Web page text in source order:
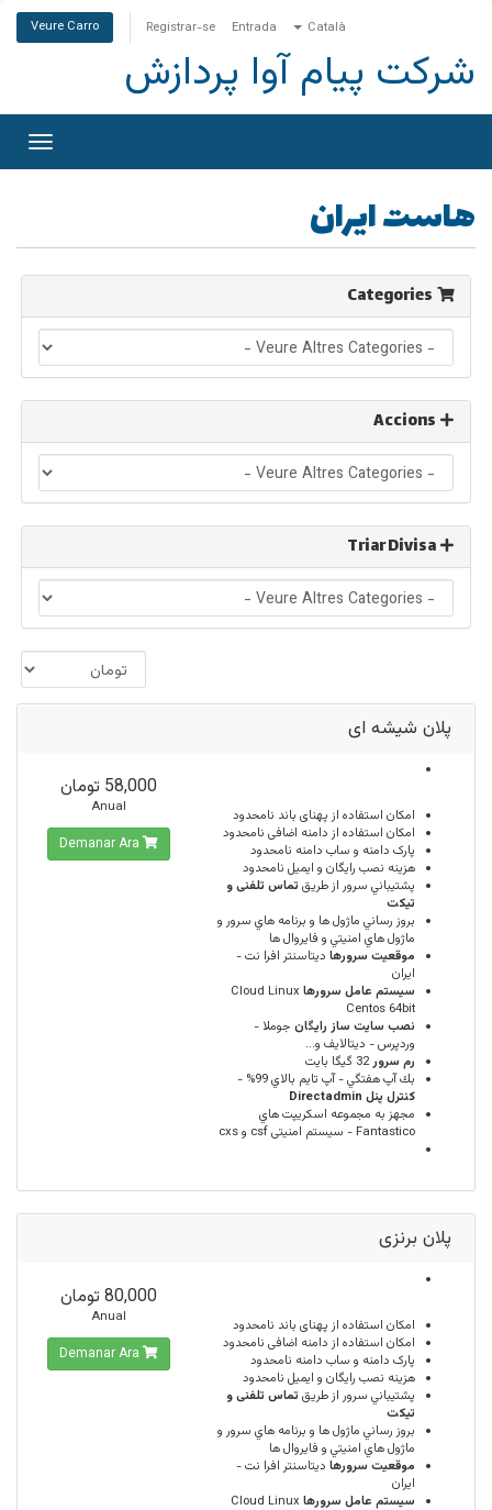
Català
Entrada
Registrar-se
Veure Carro
شرکت پیام آوا پردازش
la
هاست ایران
پلان شیشه ای
امكان استفاده از پهنای باند نامحدود
امکان استفاده از دامنه اضافی نامحدود
پارک دامنه و ساب دامنه نامحدود
هزینه نصب رایگان و ایمیل نامحدود
پشتيباني سرور از طريق تماس تلفنی و
تیکت
بروز رساني ماژول ها و برنامه هاي سرور و
ماژول هاي امنيتي و فايروال ها
موقعيت سرورها ديتاسنتر افرا نت -
ایران
سيستم عامل سرورها Cloud Linux
Centos 64bit
نصب سایت ساز رایگان جوملا -
وردپرس - دیتالایف و...
رم سرور32 گيگا بايت
بك آپ هفتگي - آپ تايم بالاي 99% -
كنترل پنل Directadmin
مجهز به مجموعه اسكريپت هاي
Fantastico - سیستم امنیتی csf و cxs
58,000 تومان
Anual
Demanar Ara
پلان برنزی
امكان استفاده از پهنای باند نامحدود
امکان استفاده از دامنه اضافی نامحدود
پارک دامنه و ساب دامنه نامحدود
هزینه نصب رایگان و ایمیل نامحدود
پشتيباني سرور از طريق تماس تلفنی و
تیکت
بروز رساني ماژول ها و برنامه هاي سرور و
ماژول هاي امنيتي و فايروال ها
موقعيت سرورها ديتاسنتر افرا نت -
ایران
سيستم عامل سرورها Cloud Linux
80,000 تومان
Anual
Demanar Ara